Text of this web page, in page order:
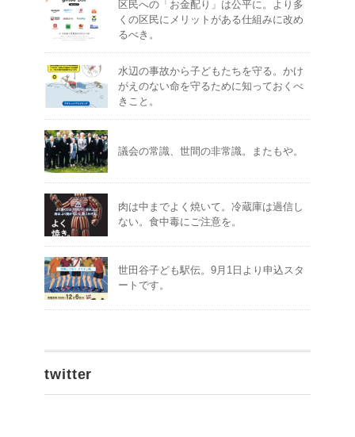
区民への「お金配り」は公平に。より多
くの区民にメリットがある仕組みに改め
るべき。
水辺の事故から子どもたちを守る。かけ
がえのない命を守るために知っておくべ
きこと。
議会の常識、世間の非常識。またもや。
肉は中までよく焼いて。冷蔵庫は過信し
ない。食中毒にご注意を。
世田谷子ども駅伝。9月1日より申込スタ
ートです。
twitter